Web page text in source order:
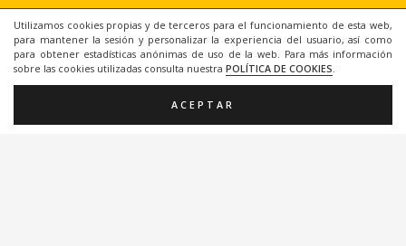
Utilizamos cookies propias y de terceros para el funcionamiento de esta web,
para mantener la sesión y personalizar la experiencia del usuario, así como
para obtener estadísticas anónimas de uso de la web. Para más información
sobre las cookies utilizadas consulta nuestra POLÍTICA DE COOKIES.
ACEPTAR